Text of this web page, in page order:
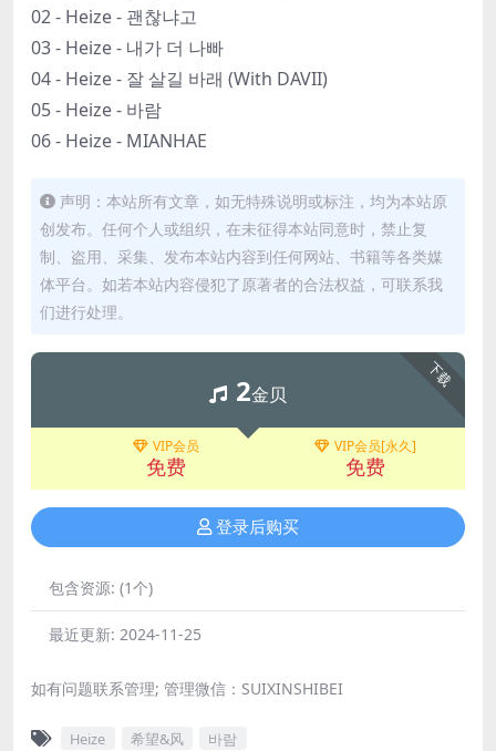
02 - Heize - 괜찮냐고
03 - Heize - 내가 더 나빠
04 - Heize - 잘 살길 바래 (With DAVII)
05 - Heize - 바람
06 - Heize - MIANHAE
声明：本站所有文章，如无特殊说明或标注，均为本站原
创发布。任何个人或组织，在未征得本站同意时，禁止复
制、盗用、采集、发布本站内容到任何网站、书籍等各类媒
体平台。如若本站内容侵犯了原著者的合法权益，可联系我
们进行处理。
下载
2金贝
VIP会员
免费
VIP会员[永久]
免费
登录后购买
包含资源: (1个)
最近更新: 2024-11-25
如有问题联系管理; 管理微信：SUIXINSHIBEI
Heize 希望&风 바람